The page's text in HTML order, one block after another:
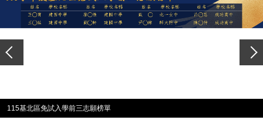
115基北區免試入學前三志願榜單